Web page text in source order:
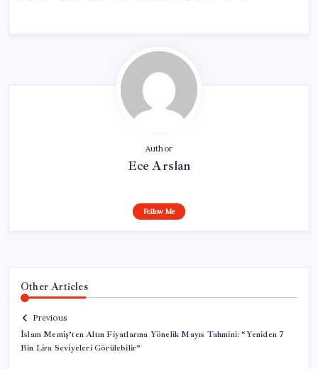
Author
Ece Arslan
Follow Me
Other Articles
Previous
İslam Memiş’ten Altın Fiyatlarına Yönelik Mayıs Tahmini: “Yeniden 7
Bin Lira Seviyeleri Görülebilir”